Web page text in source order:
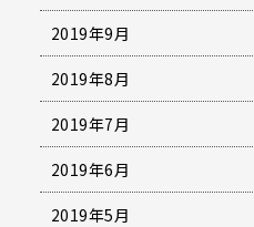
2019年9月
2019年8月
2019年7月
2019年6月
2019年5月